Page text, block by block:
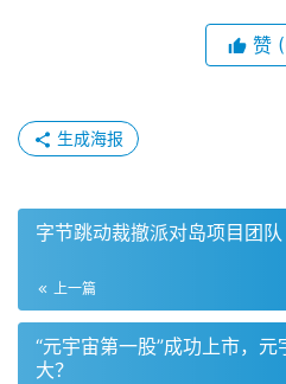
赞
生成海报
字节跳动裁撤派对岛项目团队
上一篇
“元宇宙第一股”成功上市，
大？